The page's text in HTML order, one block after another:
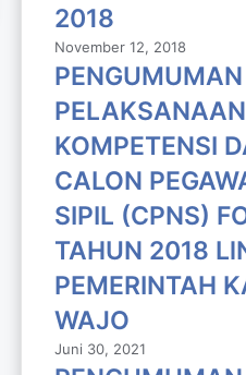
2018
November 12, 2018
KOMPETENSI
CALON
SIPIL (CPNS)
TAHUN 2018
PEMERINTAH
WAJO
Juni 30, 2021